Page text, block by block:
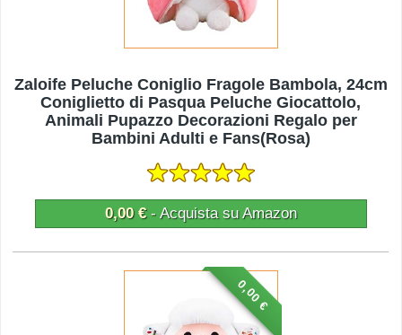
Zaloife Peluche Coniglio Fragole Bambola, 24cm
Coniglietto di Pasqua Peluche Giocattolo,
Animali Pupazzo Decorazioni Regalo per
Bambini Adulti e Fans(Rosa)
0,00 €- Acquista su Amazon
0,00 €